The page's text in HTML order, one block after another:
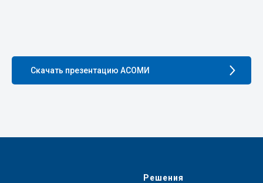
Скачать презентацию АСОМИ
Решения